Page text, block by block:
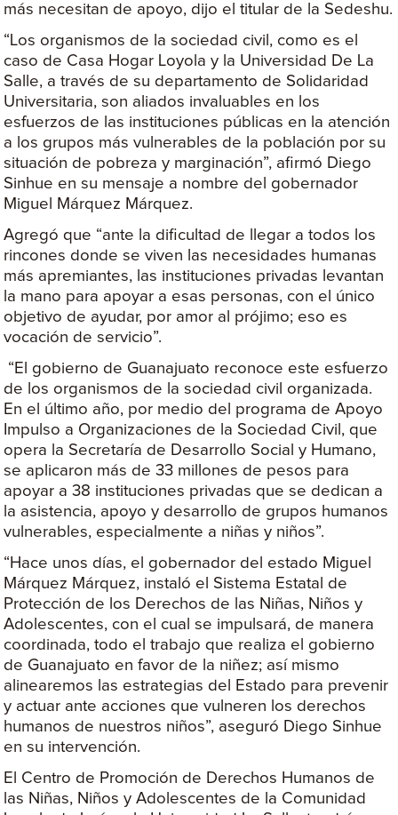
más necesitan de apoyo, dijo el titular de la Sedeshu.
“Los organismos de la sociedad civil, como es el
caso de Casa Hogar Loyola y la Universidad De La
Salle, a través de su departamento de Solidaridad
Universitaria, son aliados invaluables en los
esfuerzos de las instituciones públicas en la atención
a los grupos más vulnerables de la población por su
situación de pobreza y marginación”, afirmó Diego
Sinhue en su mensaje a nombre del gobernador
Miguel Márquez Márquez.
Agregó que “ante la dificultad de llegar a todos los
rincones donde se viven las necesidades humanas
más apremiantes, las instituciones privadas levantan
la mano para apoyar a esas personas, con el único
objetivo de ayudar, por amor al prójimo; eso es
vocación de servicio”.
“El gobierno de Guanajuato reconoce este esfuerzo
de los organismos de la sociedad civil organizada.
En el último año, por medio del programa de Apoyo
Impulso a Organizaciones de la Sociedad Civil, que
opera la Secretaría de Desarrollo Social y Humano,
se aplicaron más de 33 millones de pesos para
apoyar a 38 instituciones privadas que se dedican a
la asistencia, apoyo y desarrollo de grupos humanos
vulnerables, especialmente a niñas y niños”.
“Hace unos días, el gobernador del estado Miguel
Márquez Márquez, instaló el Sistema Estatal de
Protección de los Derechos de las Niñas, Niños y
Adolescentes, con el cual se impulsará, de manera
coordinada, todo el trabajo que realiza el gobierno
de Guanajuato en favor de la niñez; así mismo
alinearemos las estrategias del Estado para prevenir
y actuar ante acciones que vulneren los derechos
humanos de nuestros niños”, aseguró Diego Sinhue
en su intervención.
El Centro de Promoción de Derechos Humanos de
las Niñas, Niños y Adolescentes de la Comunidad